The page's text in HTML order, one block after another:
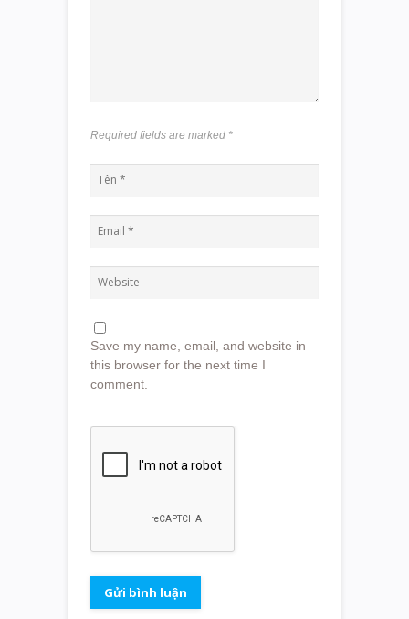
Required fields are marked *
Save my name, email, and website in
this browser for the next time I
comment.